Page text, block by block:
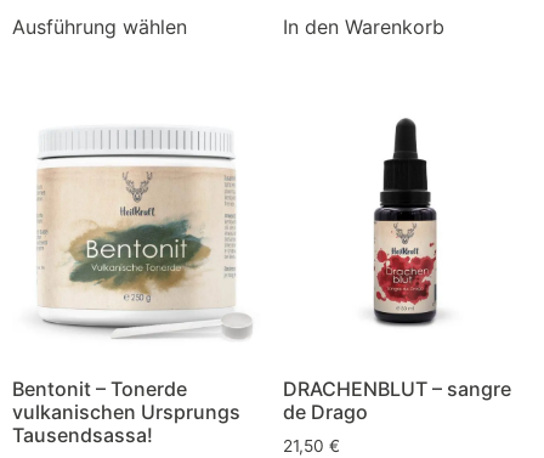
Ausführung wählen In den Warenkorb
Bentonit – Tonerde
vulkanischen Ursprungs
Tausendsassa!
DRACHENBLUT – sangre
de Drago
21,50 €